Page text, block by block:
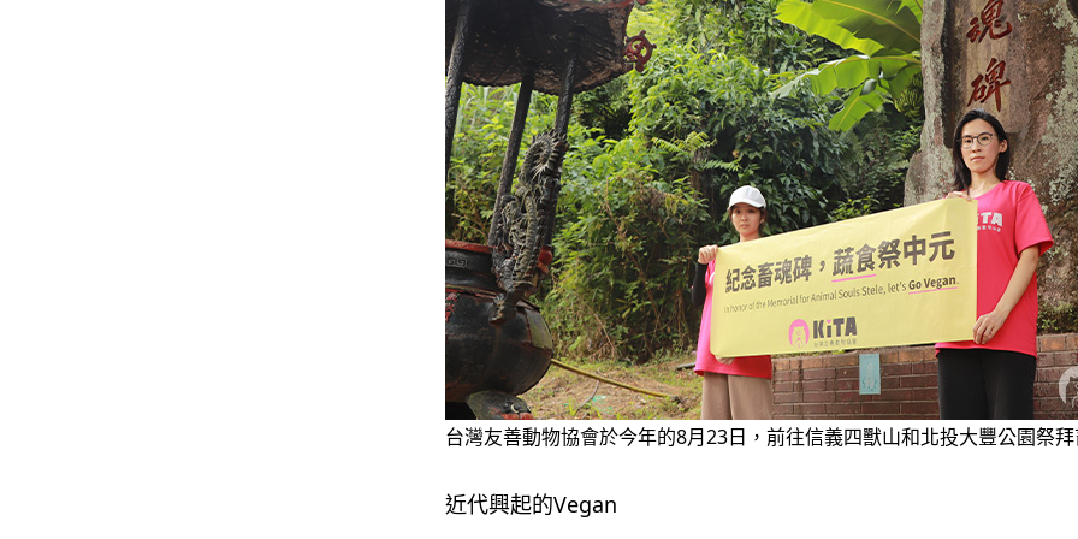
台灣友善動物協會於今年的8月23日，前往信義四獸山和北投大豐公園祭
近代興起的Vegan